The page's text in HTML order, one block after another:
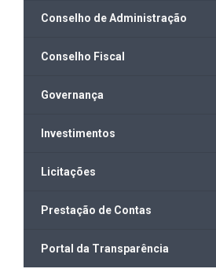
Conselho de Administração
Conselho Fiscal
Governança
Investimentos
Licitações
Prestação de Contas
Portal da Transparência